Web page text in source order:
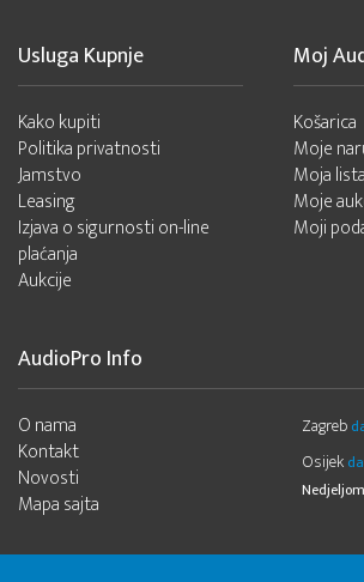
Usluga Kupnje
Kako kupiti
Politika privatnosti
Jamstvo
Leasing
Izjava o sigurnosti on-line
plaćanja
Aukcije
Moj
Košarica
Moje
Moja
Moje
Moji
AudioPro Info
O nama
Kontakt
Novosti
Mapa sajta
Zagreb
Osijek